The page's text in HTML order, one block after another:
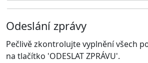
Odeslání zprávy
Pečlivě zkontrolujte vyplnění všech
na tlačítko 'ODESLAT ZPRÁVU'.